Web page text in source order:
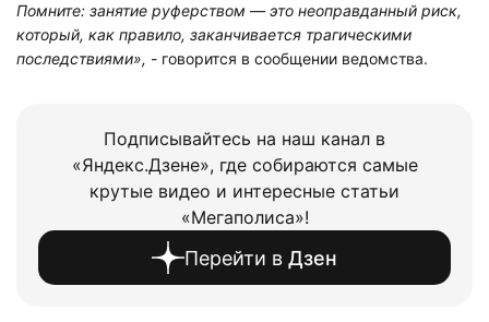
Помните: занятие руферством — это неоправданный риск,
который, как правило, заканчивается трагическими
последствиями», - говорится в сообщении ведомства.
Подписывайтесь на наш канал в
«Яндекс.Дзене», где собираются самые
крутые видео и интересные статьи
«Мегаполиса»!
Перейти в Дзен